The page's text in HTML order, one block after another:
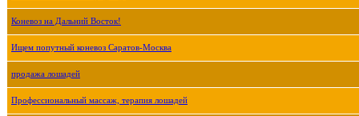
Коневоз на Дальний Восток!
Ищем попутный коневоз Саратов-Москва
продажа лошадей
Профессиональный массаж, терапия лошадей